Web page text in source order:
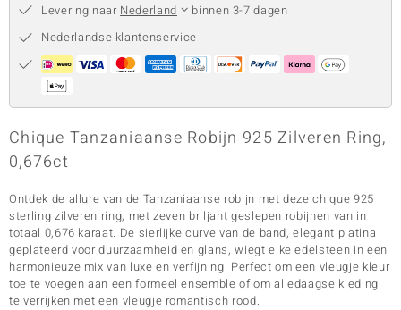
Levering naar Nederland
binnen 3-7 dagen
Nederlandse klantenservice
Chique Tanzaniaanse Robijn 925 Zilveren Ring,
0,676ct
Ontdek de allure van de Tanzaniaanse robijn met deze chique 925
sterling zilveren ring, met zeven briljant geslepen robijnen van in
totaal 0,676 karaat. De sierlijke curve van de band, elegant platina
geplateerd voor duurzaamheid en glans, wiegt elke edelsteen in een
harmonieuze mix van luxe en verfijning. Perfect om een vleugje kleur
toe te voegen aan een formeel ensemble of om alledaagse kleding
te verrijken met een vleugje romantisch rood.